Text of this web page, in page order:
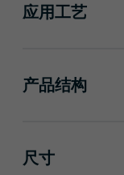
应用工艺
产品结构
尺寸